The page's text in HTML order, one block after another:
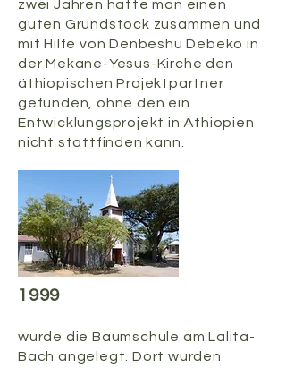
zwei Jahren hatte man einen
guten Grundstock zusammen und
mit Hilfe von Denbeshu Debeko in
der Mekane-Yesus-Kirche den
äthiopischen Projektpartner
gefunden, ohne den ein
Entwicklungsprojekt in Äthiopien
nicht stattfinden kann.
1999
wurde die Baumschule am Lalita-
Bach angelegt. Dort wurden